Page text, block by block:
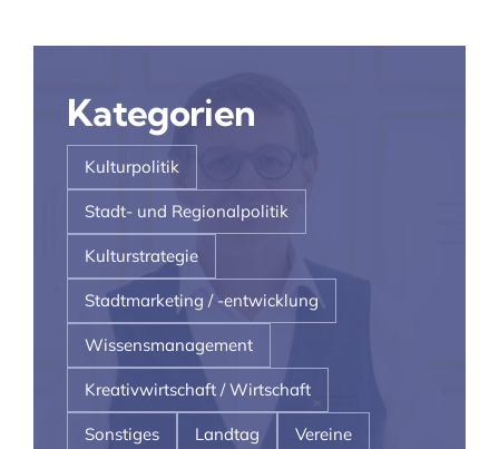
Kategorien
Kulturpolitik
Stadt- und Regionalpolitik
Kulturstrategie
Stadtmarketing / -entwicklung
Wissensmanagement
Kreativwirtschaft / Wirtschaft
Sonstiges Landtag Vereine